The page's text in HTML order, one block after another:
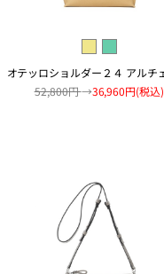
52,800円→36,960円(税込)